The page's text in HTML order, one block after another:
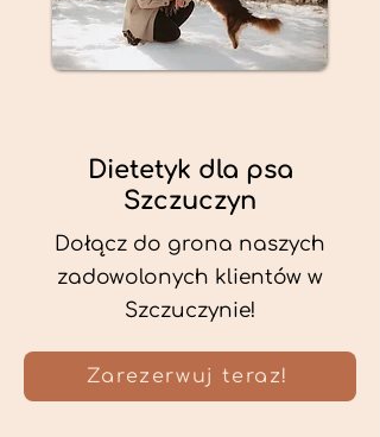
Dietetyk dla psa
Szczuczyn
Dołącz do grona naszych
zadowolonych klientów w
Szczuczynie!
Zarezerwuj teraz!